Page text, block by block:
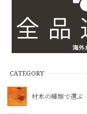
CATEGORY
材木の種類で選ぶ